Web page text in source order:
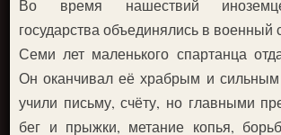
Во время нашествий
государства объединялись в военный
Семи лет маленького спартанца
Он оканчивал её храбрым и
учили письму, счёту, но главными
бег и прыжки, метание копья,